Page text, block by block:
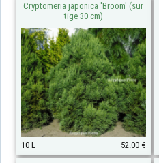
Cryptomeria japonica 'Broom' (sur
tige 30 cm)
10 L 52.00 €